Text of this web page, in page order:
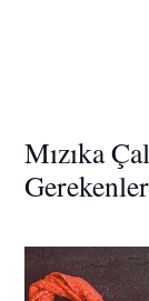
Mızıka
Gerekenler